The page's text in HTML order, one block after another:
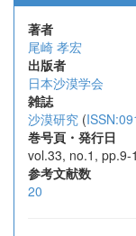
著者
尾崎 孝宏
出版者
日本沙漠学会
雑誌
沙漠研究 (
巻号頁・発行日
vol.33, no.1,
参考文献数
20